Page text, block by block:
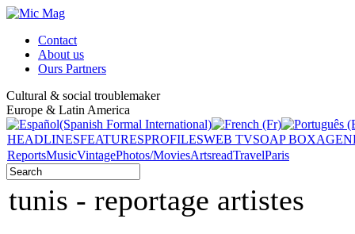
Contact
About us
Ours Partners
Cultural & social troublemaker
Europe & Latin America
HEADLINESFEATURESPROFILESWEB TVSOAP BOX
ReportsMusicVintagePhotos/MoviesArtsreadTravelParis
tunis - reportage artistes